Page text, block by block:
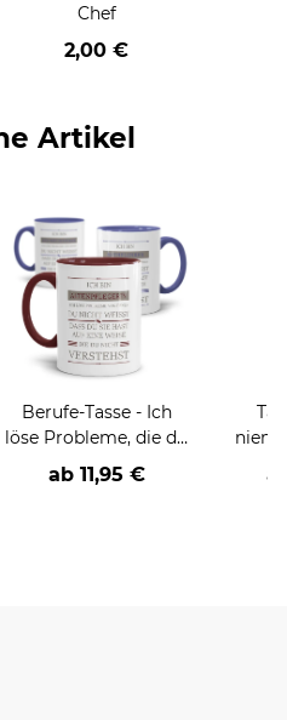
Chef
2,00 €
Artikel
Berufe-Tasse - Ich
löse Probleme, die du
nicht verstehst -
verschiedene Berufe
ab 11,95 €